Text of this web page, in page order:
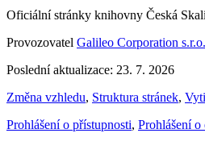
Oficiální stránky knihovny Česká
Provozovatel Galileo Corporation s.r.o.
Poslední aktualizace: 23. 7. 2026
Změna vzhledu, Struktura stránek,
Prohlášení o přístupnosti, Prohlášení o